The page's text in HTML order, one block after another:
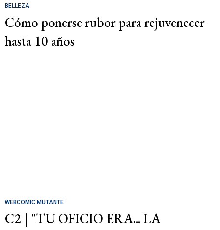
BELLEZA
Cómo ponerse rubor para rejuvenecer
hasta 10 años
WEBCOMIC MUTANTE
C2 | "TU OFICIO ERA... LA